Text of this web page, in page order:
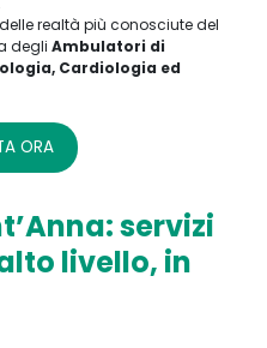
realtà più conosciute del
degli Ambulatori di
Cardiologia ed
ORA
servizi
livello, in